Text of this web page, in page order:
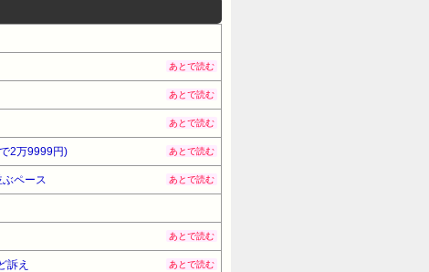
あとで読む
あとで読む
あとで読む
2万9999円) あとで読む
ペース あとで読む
あとで読む
訴え あとで読む